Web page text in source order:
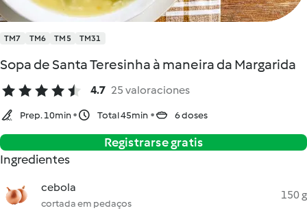
TM7 TM6 TM5 TM31
Sopa de Santa Teresinha à maneira da Margarida
4.7 25 valoraciones
Prep. 10min Total 45min 6 doses
Registrarse gratis
Ingredientes
cebola
cortada em pedaços
150 g